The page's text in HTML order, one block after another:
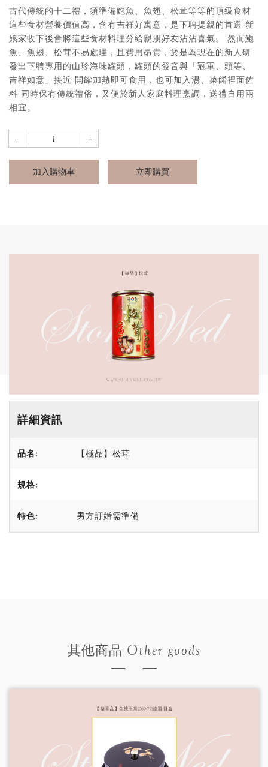
古代傳統的十二禮，須準備鮑魚、魚翅、松茸等等的頂級食材
這些食材營養價值高，含有吉祥好寓意，是下聘提親的首選 新
娘家收下後會將這些食材料理分給親朋好友沾沾喜氣。 然而鮑
魚、魚翅、松茸不易處理，且費用昂貴，於是為現在的新人研
發出下聘專用的山珍海味罐頭，罐頭的發音與「冠軍、頭等、
吉祥如意」接近 開罐加熱即可食用，也可加入湯、菜餚裡面佐
料 同時保有傳統禮俗，又便於新人家庭料理烹調，送禮自用兩
相宜。
加入購物車 立即購買
詳細資訊
品名: 【極品】松茸
規格:
特色: 男方訂婚需準備
其他商品 Other goods